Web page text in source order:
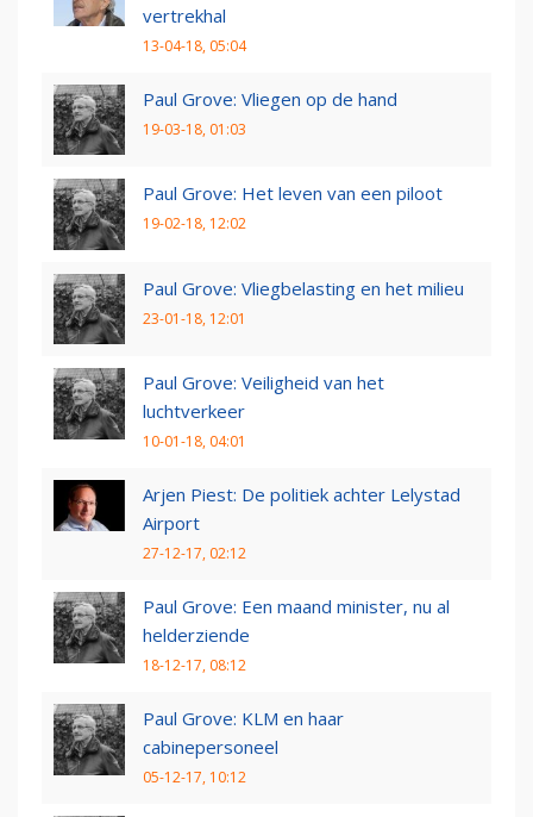
vertrekhal
13-04-18, 05:04
Paul Grove: Vliegen op de hand
19-03-18, 01:03
Paul Grove: Het leven van een piloot
19-02-18, 12:02
Paul Grove: Vliegbelasting en het milieu
23-01-18, 12:01
Paul Grove: Veiligheid van het
luchtverkeer
10-01-18, 04:01
Arjen Piest: De politiek achter Lelystad
Airport
27-12-17, 02:12
Paul Grove: Een maand minister, nu al
helderziende
18-12-17, 08:12
Paul Grove: KLM en haar
cabinepersoneel
05-12-17, 10:12